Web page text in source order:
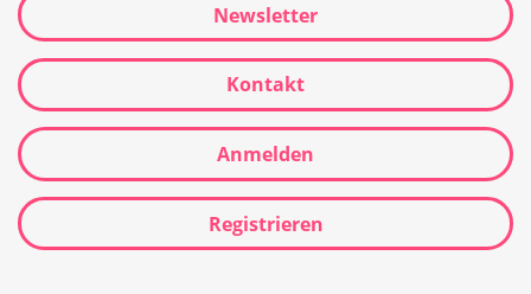
Newsletter
Kontakt
Anmelden
Registrieren